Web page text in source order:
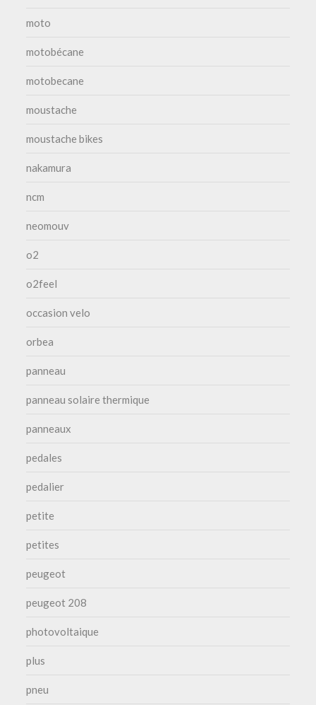
moto
motobécane
motobecane
moustache
moustache bikes
nakamura
ncm
neomouv
o2
o2feel
occasion velo
orbea
panneau
panneau solaire thermique
panneaux
pedales
pedalier
petite
petites
peugeot
peugeot 208
photovoltaique
plus
pneu